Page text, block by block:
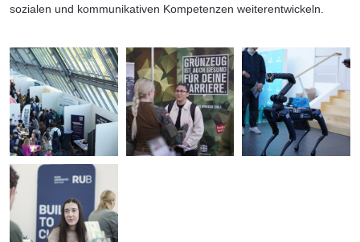
sozialen und kommunikativen Kompetenzen weiterentwickeln.